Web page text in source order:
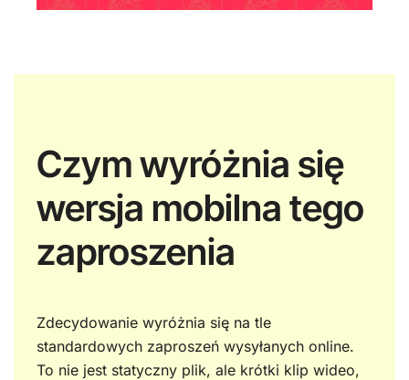
Czym wyróżnia się
wersja mobilna tego
zaproszenia
Zdecydowanie wyróżnia się na tle
standardowych zaproszeń wysyłanych online.
To nie jest statyczny plik, ale krótki klip wideo,